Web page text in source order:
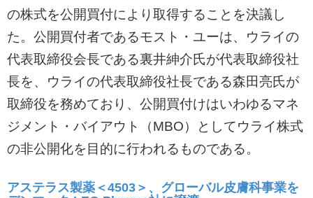
の株式を公開買付により取得することを決議し
た。公開買付者であるモスト・ユーは、ウライの
代表取締役会長である裏井紳介氏が代表取締役社
長を、ウライの代表取締役社長である森田亮氏が
取締役を務めており、公開買付けはいわゆるマネ
ジメント・バイアウト（MBO）としてウライ株式
の非公開化を目的に行われるものである。
アステラス製薬＜4503＞、グローバル皮膚科事業を